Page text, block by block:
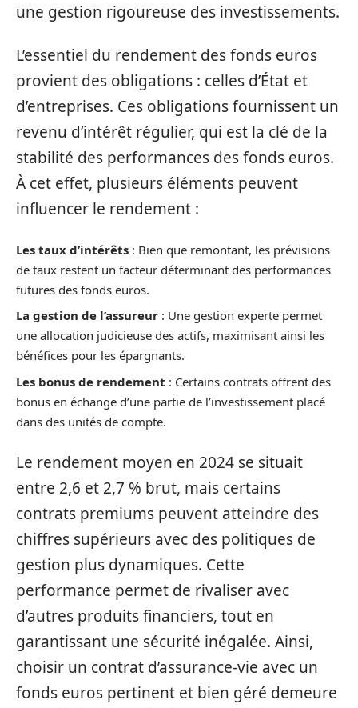
une gestion rigoureuse des investissements.
L’essentiel du rendement des fonds euros
provient des obligations : celles d’État et
d’entreprises. Ces obligations fournissent un
revenu d’intérêt régulier, qui est la clé de la
stabilité des performances des fonds euros.
À cet effet, plusieurs éléments peuvent
influencer le rendement :
Les taux d’intérêts : Bien que remontant, les prévisions
de taux restent un facteur déterminant des performances
futures des fonds euros.
La gestion de l’assureur : Une gestion experte permet
une allocation judicieuse des actifs, maximisant ainsi les
bénéfices pour les épargnants.
Les bonus de rendement : Certains contrats offrent des
bonus en échange d’une partie de l’investissement placé
dans des unités de compte.
Le rendement moyen en 2024 se situait
entre 2,6 et 2,7 % brut, mais certains
contrats premiums peuvent atteindre des
chiffres supérieurs avec des politiques de
gestion plus dynamiques. Cette
performance permet de rivaliser avec
d’autres produits financiers, tout en
garantissant une sécurité inégalée. Ainsi,
choisir un contrat d’assurance-vie avec un
fonds euros pertinent et bien géré demeure